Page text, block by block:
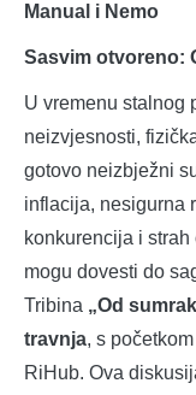
Manual i Nemo
Sasvim otvoreno:
U vremenu stalnog
neizvjesnosti,
gotovo neizbježni
inflacija, nesigurna
konkurencija i
mogu dovesti do
Tribina „Od
travnja, s
RiHub. Ova